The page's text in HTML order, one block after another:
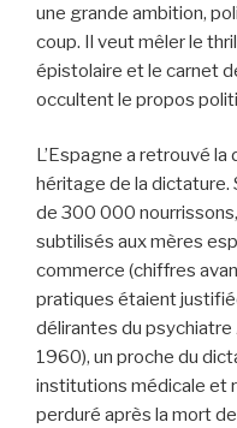
une grande ambition,
coup. Il veut mêler le
épistolaire et le carnet
occultent le propos
L’Espagne a retrouvé la
héritage de la dictature.
de 300 000
subtilisés aux mères
commerce (chiffres
pratiques étaient
délirantes du
1960), un proche du
institutions médicale et
perduré après la mort